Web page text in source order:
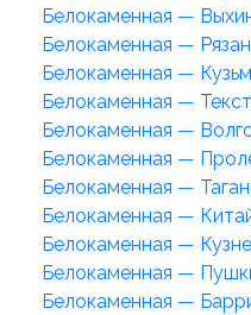
Белокаменная —
Белокаменная —
Белокаменная —
Белокаменная —
Белокаменная —
Белокаменная —
Белокаменная —
Белокаменная —
Белокаменная —
Белокаменная —
Белокаменная —